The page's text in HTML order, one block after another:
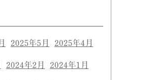
2025年5月 2025年4月
2024年2月 2024年1月